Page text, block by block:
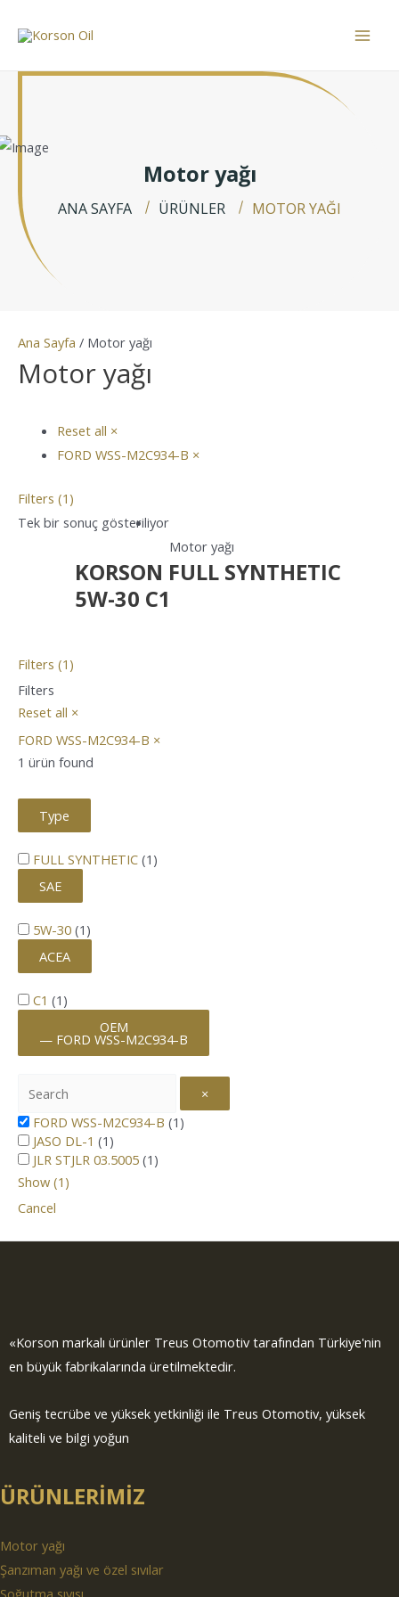
atla
Motor yağı
ANA SAYFA ÜRÜNLER MOTOR YAĞI
Filters (1)
Filters
Reset all ×
FORD WSS-M2C934-B ×
1 ürün found
Type
FULL SYNTHETIC (1 )
SAE
5W-30 (1 )
ACEA
C1 (1 )
OEM
— FORD WSS-M2C934-B
×
FORD WSS-M2C934-B (1 )
JASO DL-1 (1 )
JLR STJLR 03.5005 (1 )
Show (1 )
Cancel
Ana Sayfa / Motor yağı
Motor yağı
Reset all ×
FORD WSS-M2C934-B ×
Filters (1)
Tek bir sonuç gösteriliyor
Motor yağı
KORSON FULL SYNTHETIC
5W-30 C1
«Korson markalı ürünler Treus Otomotiv tarafından Türkiye'nin
en büyük fabrikalarında üretilmektedir.
Geniş tecrübe ve yüksek yetkinliği ile Treus Otomotiv, yüksek
kaliteli ve bilgi yoğun
ÜRÜNLERİMİZ
Motor yağı
Şanzıman yağı ve özel sıvılar
Soğutma sıvısı